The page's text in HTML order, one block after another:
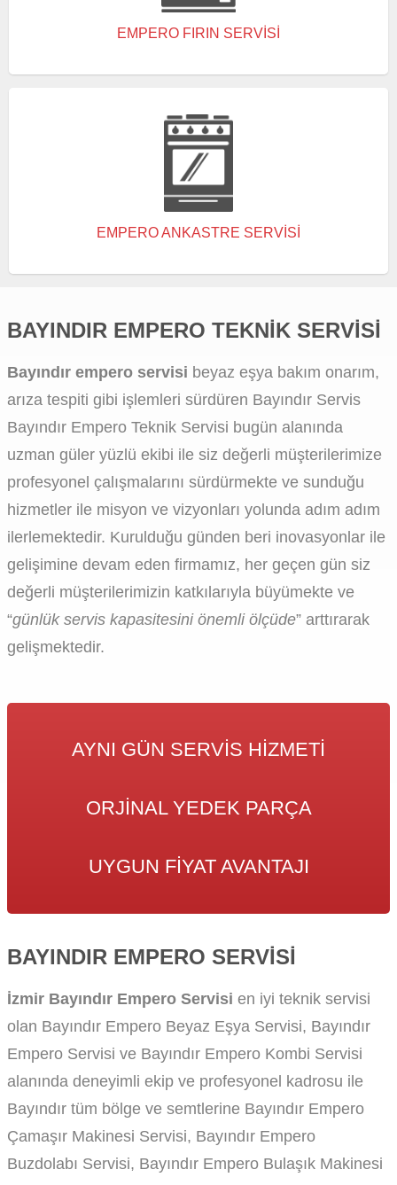
EMPERO FIRIN SERVISI
EMPERO ANKASTRE SERVISI
BAYINDIR EMPERO TEKNIK SERVISI
Bayındır empero servisi beyaz eşya bakım onarım,
arıza tespiti gibi işlemleri sürdüren Bayındır Servis
Bayındır Empero Teknik Servisi bugün alanında
uzman güler yüzlü ekibi ile siz değerli müşterilerimize
profesyonel çalışmalarını sürdürmekte ve sunduğu
hizmetler ile misyon ve vizyonları yolunda adım adım
ilerlemektedir. Kurulduğu günden beri inovasyonlar ile
gelişimine devam eden firmamız, her geçen gün siz
değerli müşterilerimizin katkılarıyla büyümekte ve
“günlük servis kapasitesini önemli ölçüde” arttırarak
gelişmektedir.
AYNI GÜN SERVIS HIZMETI
ORJINAL YEDEK PARÇA
UYGUN FIYAT AVANTAJI
BAYINDIR EMPERO SERVISI
İzmir Bayındır Empero Servisi en iyi teknik servisi
olan Bayındır Empero Beyaz Eşya Servisi, Bayındır
Empero Servisi ve Bayındır Empero Kombi Servisi
alanında deneyimli ekip ve profesyonel kadrosu ile
Bayındır tüm bölge ve semtlerine Bayındır Empero
Çamaşır Makinesi Servisi, Bayındır Empero
Buzdolabı Servisi, Bayındır Empero Bulaşık Makinesi